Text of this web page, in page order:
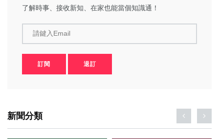
了解時事、接收新知、在家也能當個知識通！
請鍵入Email
訂閱 退訂
新聞分類